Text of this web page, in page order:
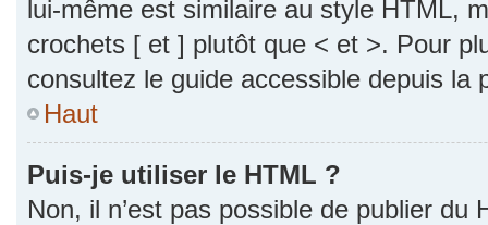
lui-même est similaire au style HTML,
crochets [ et ] plutôt que < et >. Pour
consultez le guide accessible depuis la
Haut
Puis-je utiliser le HTML ?
Non, il n’est pas possible de publier